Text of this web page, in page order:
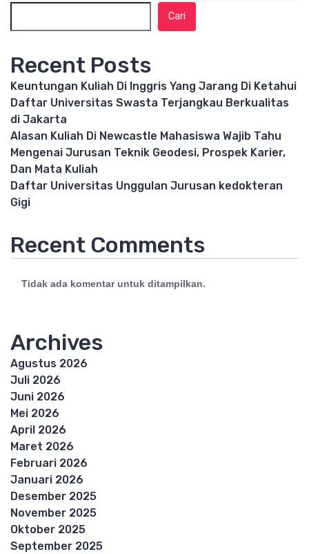
Cari
Recent Posts
Keuntungan Kuliah Di Inggris Yang Jarang Di Ketahui
Daftar Universitas Swasta Terjangkau Berkualitas
di Jakarta
Alasan Kuliah Di Newcastle Mahasiswa Wajib Tahu
Mengenai Jurusan Teknik Geodesi, Prospek Karier,
Dan Mata Kuliah
Daftar Universitas Unggulan Jurusan kedokteran
Gigi
Recent Comments
Tidak ada komentar untuk ditampilkan.
Archives
Agustus 2026
Juli 2026
Juni 2026
Mei 2026
April 2026
Maret 2026
Februari 2026
Januari 2026
Desember 2025
November 2025
Oktober 2025
September 2025